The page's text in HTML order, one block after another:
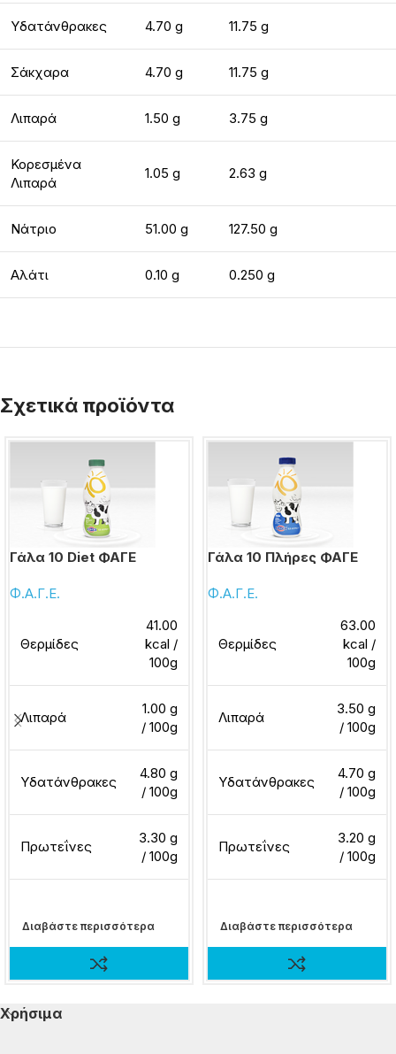
Υδατάνθρακες 4.70 g 11.75 g
Σάκχαρα 4.70 g 11.75 g
Λιπαρά 1.50 g 3.75 g
Κορεσμένα
Λιπαρά
1.05 g 2.63 g
Νάτριο 51.00 g 127.50 g
Αλάτι 0.10 g 0.250 g
Σχετικά προϊόντα
Γάλα 10 Diet ΦΑΓΕ
Φ.Α.Γ.Ε.
Θερμίδες
41.00
kcal /
100g
Λιπαρά
1.00 g
/ 100g
Υδατάνθρακες
4.80 g
/ 100g
Πρωτεΐνες
3.30 g
/ 100g
Διαβάστε περισσότερα
Γάλα 10 Πλήρες ΦΑΓΕ
Φ.Α.Γ.Ε.
Θερμίδες
63.00
kcal /
100g
Λιπαρά
3.50 g
/ 100g
Υδατάνθρακες
4.70 g
/ 100g
Πρωτεΐνες
3.20 g
/ 100g
Διαβάστε περισσότερα
Χρήσιμα